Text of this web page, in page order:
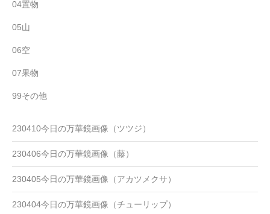
04置物
05山
06空
07果物
99その他
230410今日の万華鏡画像（ツツジ）
230406今日の万華鏡画像（藤）
230405今日の万華鏡画像（アカツメクサ）
230404今日の万華鏡画像（チューリップ）